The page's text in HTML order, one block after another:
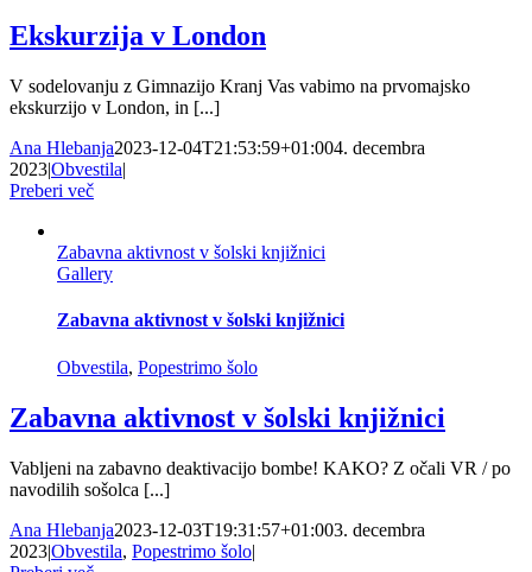
Ekskurzija v London
V sodelovanju z Gimnazijo Kranj Vas vabimo na prvomajsko
ekskurzijo v London, in [...]
Ana Hlebanja2023-12-04T21:53:59+01:004. decembra
2023|Obvestila|
Preberi več
Zabavna aktivnost v šolski knjižnici
Gallery
Zabavna aktivnost v šolski knjižnici
Obvestila, Popestrimo šolo
Zabavna aktivnost v šolski knjižnici
Vabljeni na zabavno deaktivacijo bombe! KAKO? Z očali VR / po
navodilih sošolca [...]
Ana Hlebanja2023-12-03T19:31:57+01:003. decembra
2023|Obvestila, Popestrimo šolo|